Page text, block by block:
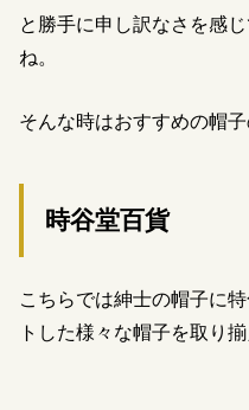
と勝手に申し訳なさを感
ね。
そんな時はおすすめの帽
時谷堂百貨
こちらでは紳士の帽子に
トした様々な帽子を取り揃